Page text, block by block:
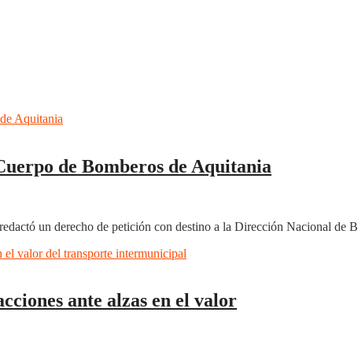
de Bomberos de Aquitania
un derecho de petición con destino a la Dirección Nacional de
ante alzas en el valor